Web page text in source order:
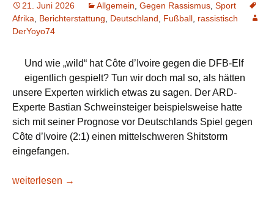
21. Juni 2026 Allgemein Gegen Rassismus Sport
Afrika
Berichterstattung Deutschland Fußball rassistisch
DerYoyo74
Und wie „wild“ hat Côte d’Ivoire gegen die DFB-Elf
eigentlich gespielt? Tun wir doch mal so, als hätten
unsere Experten wirklich etwas zu sagen. Der ARD-
Experte Bastian Schweinsteiger beispielsweise hatte
sich mit seiner Prognose vor Deutschlands Spiel gegen
Côte d’Ivoire (2:1) einen mittelschweren Shitstorm
eingefangen.
Lesetipp/taz: Côte d’Ivoire: Das Schweinsteiger-Theorem
weiterlesen →